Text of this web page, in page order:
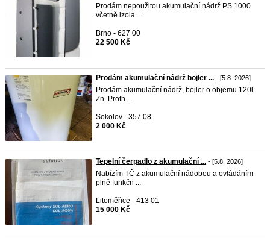
Prodám nepoužitou akumulační nádrž PS 1000
včetně izola ...
Brno - 627 00
22 500 Kč
Prodám akumulační nádrž bojler ... - [5.8. 2026]
Prodám akumulační nádrž, bojler o objemu 120l
Zn. Proth ...
Sokolov - 357 08
2 000 Kč
Tepelní čerpadlo z akumulační ... - [5.8. 2026]
Nabízím TČ z akumulační nádobou a ovládáním
plně funkčn ...
Litoměřice - 413 01
15 000 Kč